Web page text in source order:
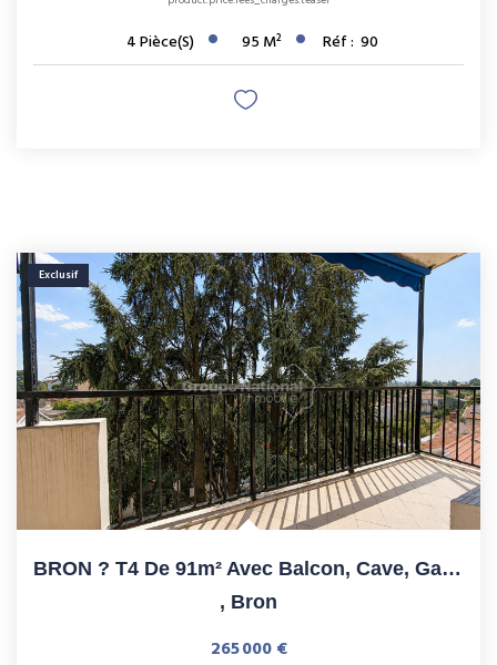
4Pièce(s) 95 M² Réf : 90
Exclusif
BRON ? T4 De 91m² Avec Balcon, Cave, Garage, Parking
, Bron
265 000 €